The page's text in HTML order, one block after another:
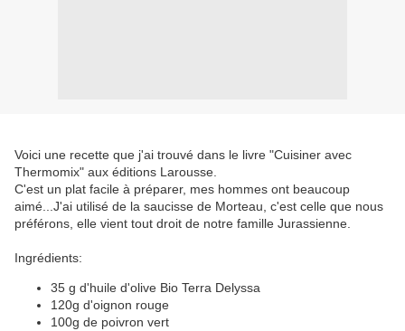
Voici une recette que j'ai trouvé dans le livre "Cuisiner avec
Thermomix" aux éditions Larousse.
C'est un plat facile à préparer, mes hommes ont beaucoup
aimé...J'ai utilisé de la saucisse de Morteau, c'est celle que nous
préférons, elle vient tout droit de notre famille Jurassienne.
Ingrédients:
35 g d'huile d'olive Bio Terra Delyssa
120g d'oignon rouge
100g de poivron vert